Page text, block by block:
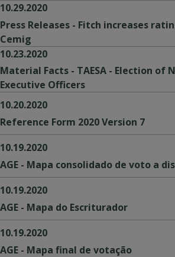
10.29.2020
Press Releases - Fitch increases
Cemig
10.23.2020
Material Facts - TAESA - Election of
Executive Officers
10.20.2020
Reference Form 2020 Version 7
10.19.2020
AGE - Mapa consolidado de voto a
10.19.2020
AGE - Mapa do Escriturador
10.19.2020
AGE - Mapa final de votação